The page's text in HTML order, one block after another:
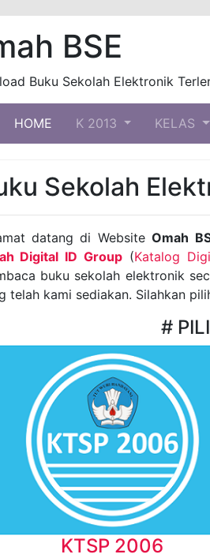
BSE
Buku Sekolah Elektronik
HOME(current)
K 2013 KELAS
Sekolah
datang di WebsiteOmah
Digital ID Group (Katalog
buku sekolah elektronik
telah kami sediakan. Silahkan
#
KTSP 2006